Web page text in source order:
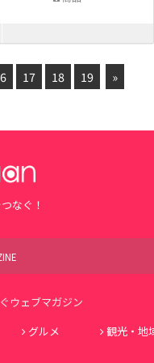
17 18 19 »
なぐ！
ウェブマガジン
グルメ 観光・地